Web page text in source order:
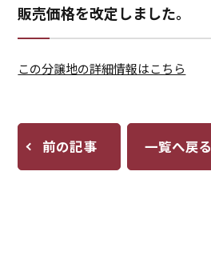
販売価格を改定しました。
この分譲地の詳細情報はこちら
前の記事 一覧へ戻る